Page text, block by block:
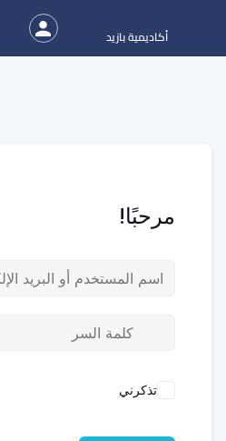
أكاديمية بازيد
مرحبًا!
تذكرني